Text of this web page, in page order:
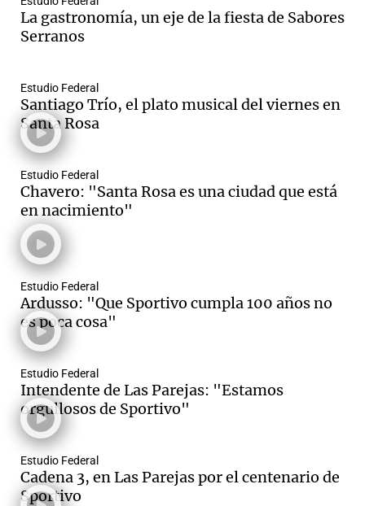
La gastronomía, un eje de la fiesta de Sabores
Serranos
Estudio Federal
Santiago Trío, el plato musical del viernes en
Santa Rosa
Estudio Federal
Chavero: "Santa Rosa es una ciudad que está
en nacimiento"
Estudio Federal
Ardusso: "Que Sportivo cumpla 100 años no
es poca cosa"
Estudio Federal
Intendente de Las Parejas: "Estamos
orgullosos de Sportivo"
Estudio Federal
Cadena 3, en Las Parejas por el centenario de
Sportivo